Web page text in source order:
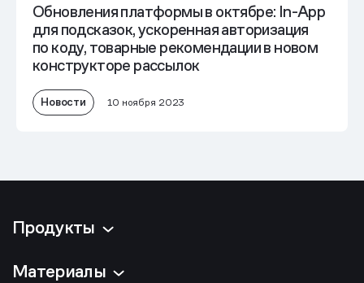
Обновления платформы в октябре: In-App
для подсказок, ускоренная авторизация
по коду, товарные рекомендации в новом
конструкторе рассылок
Новости 10 ноября 2023
Продукты
Материалы